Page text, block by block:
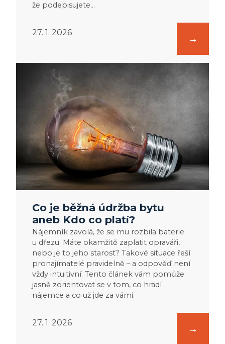
že podepisujete…
27. 1. 2026
Co je běžná údržba bytu
aneb Kdo co platí?
Nájemník zavolá, že se mu rozbila baterie
u dřezu. Máte okamžitě zaplatit opraváři,
nebo je to jeho starost? Takové situace řeší
pronajímatelé pravidelně – a odpověď není
vždy intuitivní. Tento článek vám pomůže
jasně zorientovat se v tom, co hradí
nájemce a co už jde za vámi.
27. 1. 2026
aneb
Kdo
platí?